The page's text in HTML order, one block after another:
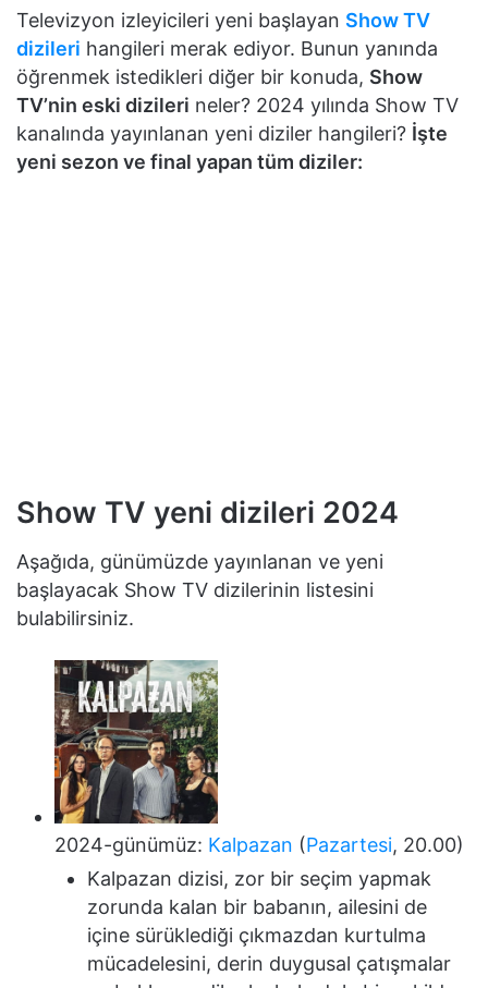
Televizyon izleyicileri yeni başlayan Show TV
dizileri hangileri merak ediyor. Bunun yanında
öğrenmek istedikleri diğer bir konuda, Show
TV’nin eski dizileri neler? 2024 yılında Show TV
kanalında yayınlanan yeni diziler hangileri? İşte
yeni sezon ve final yapan tüm diziler:
Show TV yeni dizileri 2024
Aşağıda, günümüzde yayınlanan ve yeni
başlayacak Show TV dizilerinin listesini
bulabilirsiniz.
2024-günümüz: Kalpazan (Pazartesi, 20.00)
Kalpazan dizisi, zor bir seçim yapmak
zorunda kalan bir babanın, ailesini de
içine sürüklediği çıkmazdan kurtulma
mücadelesini, derin duygusal çatışmalar